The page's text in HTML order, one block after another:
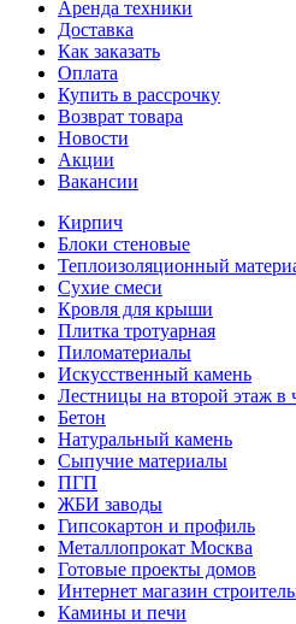
Аренда техники
Доставка
Как заказать
Оплата
Купить в рассрочку
Возврат товара
Новости
Акции
Вакансии
Кирпич
Блоки стеновые
Теплоизоляционный
Сухие смеси
Кровля для крыши
Плитка тротуарная
Пиломатериалы
Искусственный камень
Лестницы на второй этаж в
Бетон
Натуральный камень
Сыпучие материалы
ПГП
ЖБИ заводы
Гипсокартон и профиль
Металлопрокат Москва
Готовые проекты домов
Интернет магазин
Камины и печи